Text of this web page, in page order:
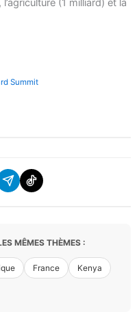
(1 milliard) et la
Summit
MÊMES THÈMES :
France Kenya